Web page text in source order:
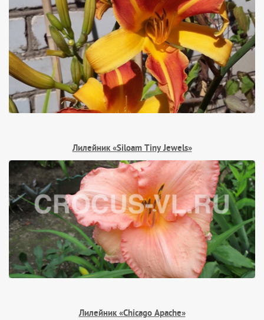
Лилейник «Siloam Tiny Jewels»
Лилейник «Chicago Apache»